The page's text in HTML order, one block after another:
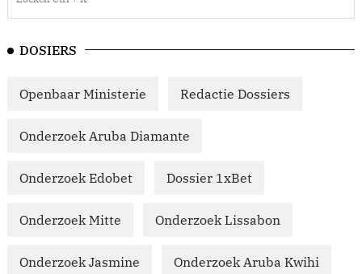
DOSIERS
Openbaar Ministerie Redactie Dossiers
Onderzoek Aruba Diamante
Onderzoek Edobet Dossier 1xBet
Onderzoek Mitte Onderzoek Lissabon
Onderzoek Jasmine Onderzoek Aruba Kwihi